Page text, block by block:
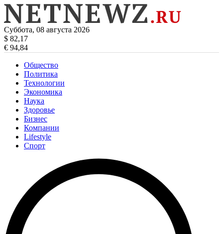
Суббота, 08 августа 2026
$ 82,17
€ 94,84
Общество
Политика
Технологии
Экономика
Наука
Здоровье
Бизнес
Компании
Lifestyle
Спорт